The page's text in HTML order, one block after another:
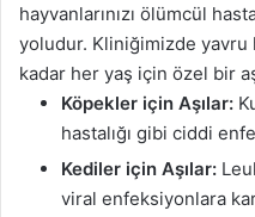
hayvanlarınızı ölümcül
yoludur. Kliniğimizde
kadar her yaş için özel bir
Köpekler için Aşılar:
hastalığı gibi ciddi
Kediler için Aşılar:
viral enfeksiyonlara